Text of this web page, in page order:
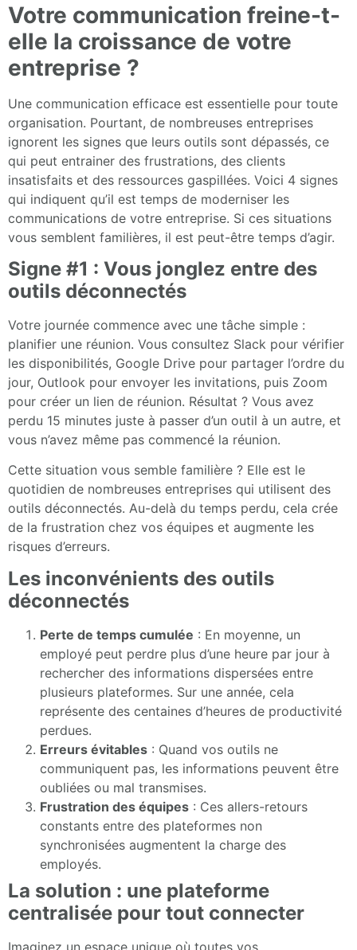
Votre communication freine-t-
elle la croissance de votre
entreprise ?
Une communication efficace est essentielle pour toute
organisation. Pourtant, de nombreuses entreprises
ignorent les signes que leurs outils sont dépassés, ce
qui peut entrainer des frustrations, des clients
insatisfaits et des ressources gaspillées. Voici 4 signes
qui indiquent qu’il est temps de moderniser les
communications de votre entreprise. Si ces situations
vous semblent familières, il est peut-être temps d’agir.
Signe #1 : Vous jonglez entre des
outils déconnectés
Votre journée commence avec une tâche simple :
planifier une réunion. Vous consultez Slack pour vérifier
les disponibilités, Google Drive pour partager l’ordre du
jour, Outlook pour envoyer les invitations, puis Zoom
pour créer un lien de réunion. Résultat ? Vous avez
perdu 15 minutes juste à passer d’un outil à un autre, et
vous n’avez même pas commencé la réunion.
Cette situation vous semble familière ? Elle est le
quotidien de nombreuses entreprises qui utilisent des
outils déconnectés. Au-delà du temps perdu, cela crée
de la frustration chez vos équipes et augmente les
risques d’erreurs.
Les inconvénients des outils
déconnectés
Perte de temps cumulée : En moyenne, un
employé peut perdre plus d’une heure par jour à
rechercher des informations dispersées entre
plusieurs plateformes. Sur une année, cela
représente des centaines d’heures de productivité
perdues.
Erreurs évitables : Quand vos outils ne
communiquent pas, les informations peuvent être
oubliées ou mal transmises.
Frustration des équipes : Ces allers-retours
constants entre des plateformes non
synchronisées augmentent la charge des
employés.
La solution : une plateforme
centralisée pour tout connecter
Imaginez un espace unique où toutes vos